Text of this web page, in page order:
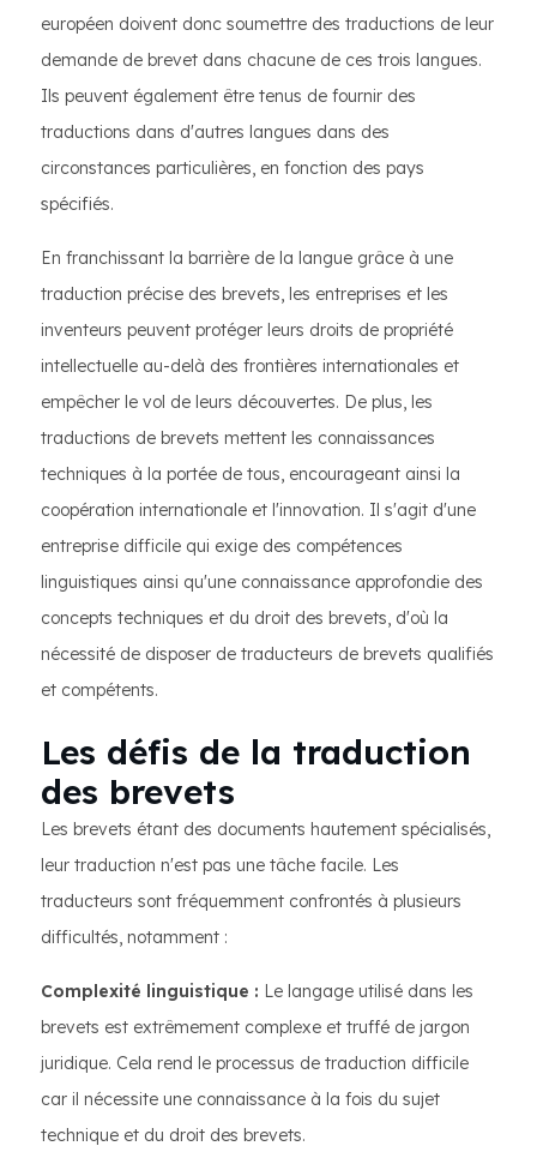
européen doivent donc soumettre des traductions de leur
demande de brevet dans chacune de ces trois langues.
Ils peuvent également être tenus de fournir des
traductions dans d'autres langues dans des
circonstances particulières, en fonction des pays
spécifiés.
En franchissant la barrière de la langue grâce à une
traduction précise des brevets, les entreprises et les
inventeurs peuvent protéger leurs droits de propriété
intellectuelle au-delà des frontières internationales et
empêcher le vol de leurs découvertes. De plus, les
traductions de brevets mettent les connaissances
techniques à la portée de tous, encourageant ainsi la
coopération internationale et l'innovation. Il s'agit d'une
entreprise difficile qui exige des compétences
linguistiques ainsi qu'une connaissance approfondie des
concepts techniques et du droit des brevets, d'où la
nécessité de disposer de traducteurs de brevets qualifiés
et compétents.
Les défis de la traduction
des brevets
Les brevets étant des documents hautement spécialisés,
leur traduction n'est pas une tâche facile. Les
traducteurs sont fréquemment confrontés à plusieurs
difficultés, notamment :
Complexité linguistique : Le langage utilisé dans les
brevets est extrêmement complexe et truffé de jargon
juridique. Cela rend le processus de traduction difficile
car il nécessite une connaissance à la fois du sujet
technique et du droit des brevets.